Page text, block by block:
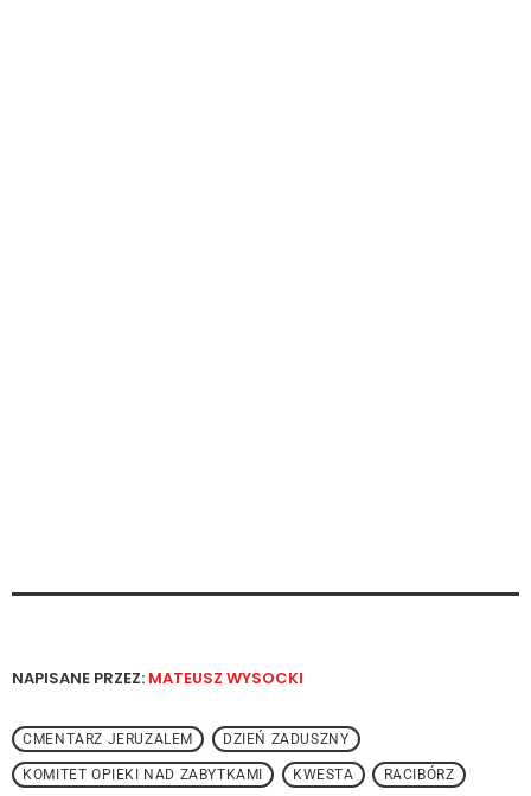
NAPISANE PRZEZ: MATEUSZ WYSOCKI
CMENTARZ JERUZALEM DZIEŃ ZADUSZNY
KOMITET OPIEKI NAD ZABYTKAMI KWESTA RACIBÓRZ